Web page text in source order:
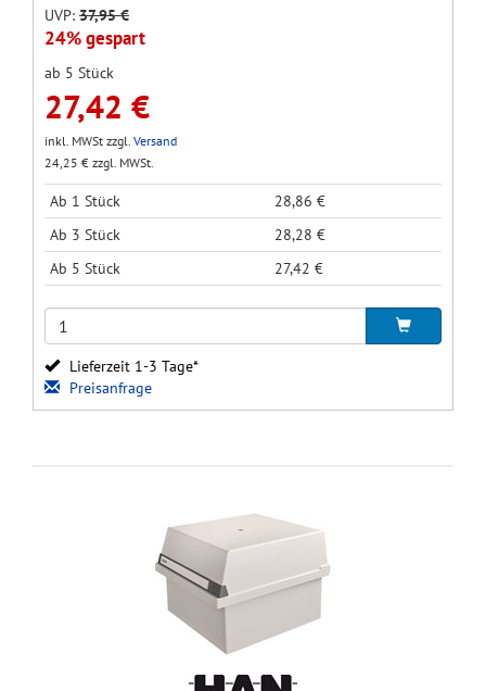
UVP: 37,95 €
24% gespart
ab 5 Stück
27,42 €
inkl. MWSt zzgl. Versand
24,25 € zzgl. MWSt.
Ab 1 Stück
28,86 €
Ab 3 Stück
28,28 €
Ab 5 Stück
27,42 €
Lieferzeit 1-3 Tage*
Preisanfrage